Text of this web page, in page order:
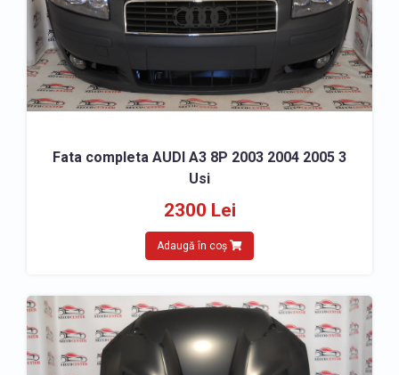
Fata completa AUDI A3 8P 2003 2004 2005 3
Usi
2300 Lei
Adaugă în coș